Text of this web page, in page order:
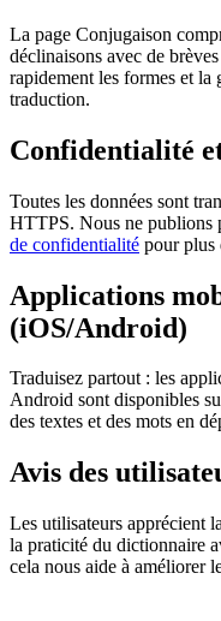
La page Conjugaison
déclinaisons avec de
rapidement les formes et la
traduction.
Confidentialité
Toutes les données sont
HTTPS. Nous ne publions
de confidentialité pour plus
Applications
(iOS/Android)
Traduisez partout : les
Android sont disponibles
des textes et des mots en
Avis des
Les utilisateurs apprécient
la praticité du dictionnaire
cela nous aide à améliorer